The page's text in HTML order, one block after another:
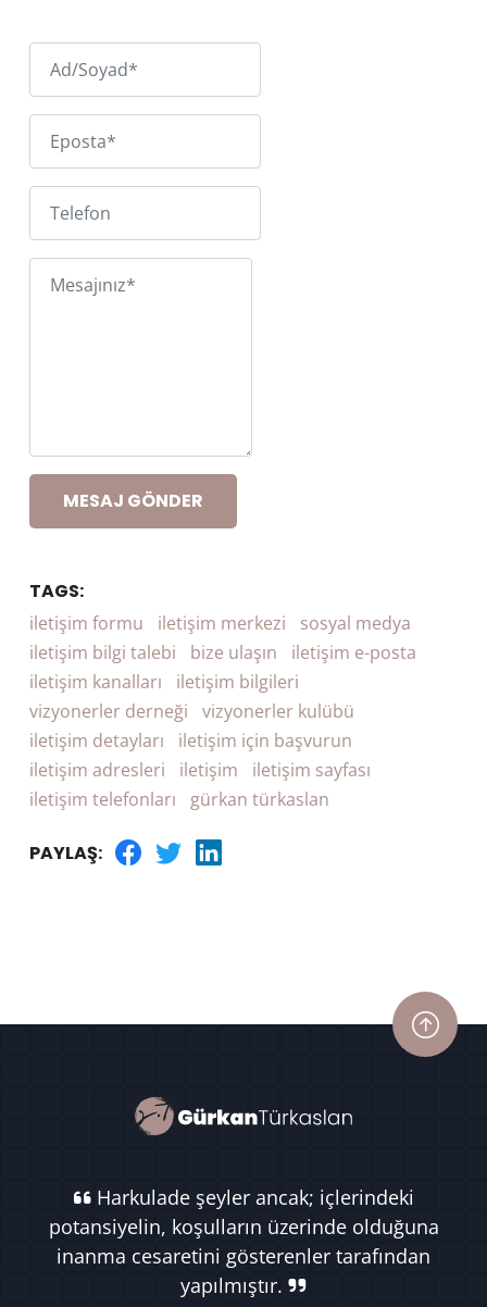
Ad/Soyad
Telefon
Mesajınız
MESAJ GÖNDER
TAGS:
iletişim formu iletişim merkezi
sosyal medya
iletişim bilgi talebi
bize ulaşın
iletişim e-posta
iletişim kanalları
iletişim bilgileri
vizyonerler derneği
vizyonerler kulübü
iletişim detayları
iletişim için başvurun
iletişim adresleri
iletişim
iletişim sayfası
iletişim telefonları
gürkan türkaslan
PAYLAŞ:
Harkulade şeyler ancak; içlerindeki
potansiyelin, koşulların üzerinde olduğuna
inanma cesaretini gösterenler tarafından
yapılmıştır.